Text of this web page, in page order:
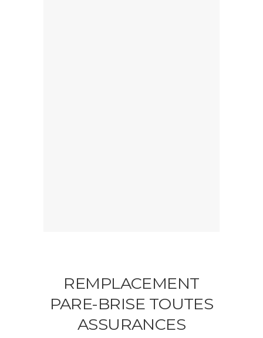
REMPLACEMENT
PARE-BRISE TOUTES
ASSURANCES